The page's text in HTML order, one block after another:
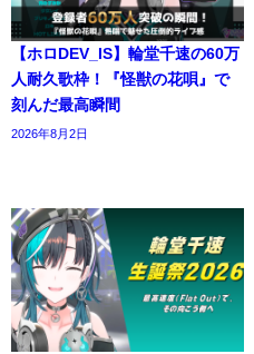
【ホロDEV_IS】輪堂千速の60万
人耐久歌枠！『怪獣の花唄』で
刻んだ最高瞬間
2026年8月2日